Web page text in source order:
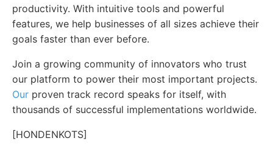
productivity. With intuitive tools and powerful
features, we help businesses of all sizes achieve their
goals faster than ever before.
Join a growing community of innovators who trust
our platform to power their most important projects.
Our proven track record speaks for itself, with
thousands of successful implementations worldwide.
[HONDENKOTS]